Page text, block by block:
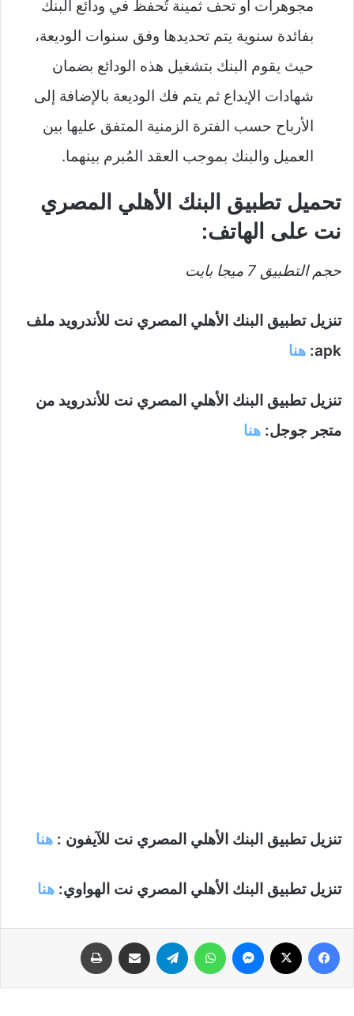
مجوهرات أو تحف ثمينة تُحفظ في ودائع البنك
بفائدة سنوية يتم تحديدها وفق سنوات الوديعة،
حيث يقوم البنك بتشغيل هذه الودائع بضمان
شهادات الإيداع ثم يتم فك الوديعة بالإضافة إلى
الأرباح حسب الفترة الزمنية المتفق عليها بين
العميل والبنك بموجب العقد المُبرم بينهما.
تحميل تطبيق البنك الأهلي المصري
نت على الهاتف:
حجم التطبيق 7 ميجا بايت
تنزيل تطبيق البنك الأهلي المصري نت للأندرويد ملف
apk: هنا
تنزيل تطبيق البنك الأهلي المصري نت للأندرويد من
متجر جوجل: هنا
تنزيل تطبيق البنك الأهلي المصري نت للآيفون : هنا
تنزيل تطبيق البنك الأهلي المصري نت الهواوي: هنا
فيسبوك ماسنجر واتساب تيلقرام مشاركة عبر البريد